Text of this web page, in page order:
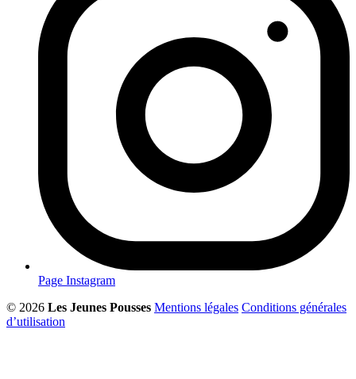
Page Instagram
© 2026 Les Jeunes Pousses Mentions légales Conditions générales
d’utilisation